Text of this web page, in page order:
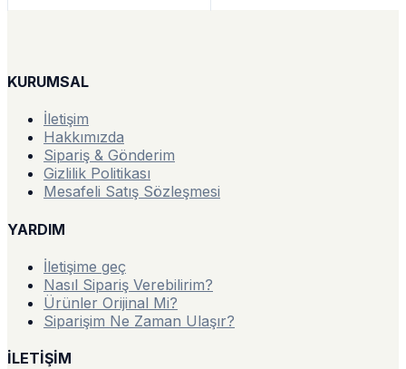
KURUMSAL
İletişim
Hakkımızda
Sipariş & Gönderim
Gizlilik Politikası
Mesafeli Satış Sözleşmesi
YARDIM
İletişime geç
Nasıl Sipariş Verebilirim?
Ürünler Orijinal Mi?
Siparişim Ne Zaman Ulaşır?
İLETİŞİM